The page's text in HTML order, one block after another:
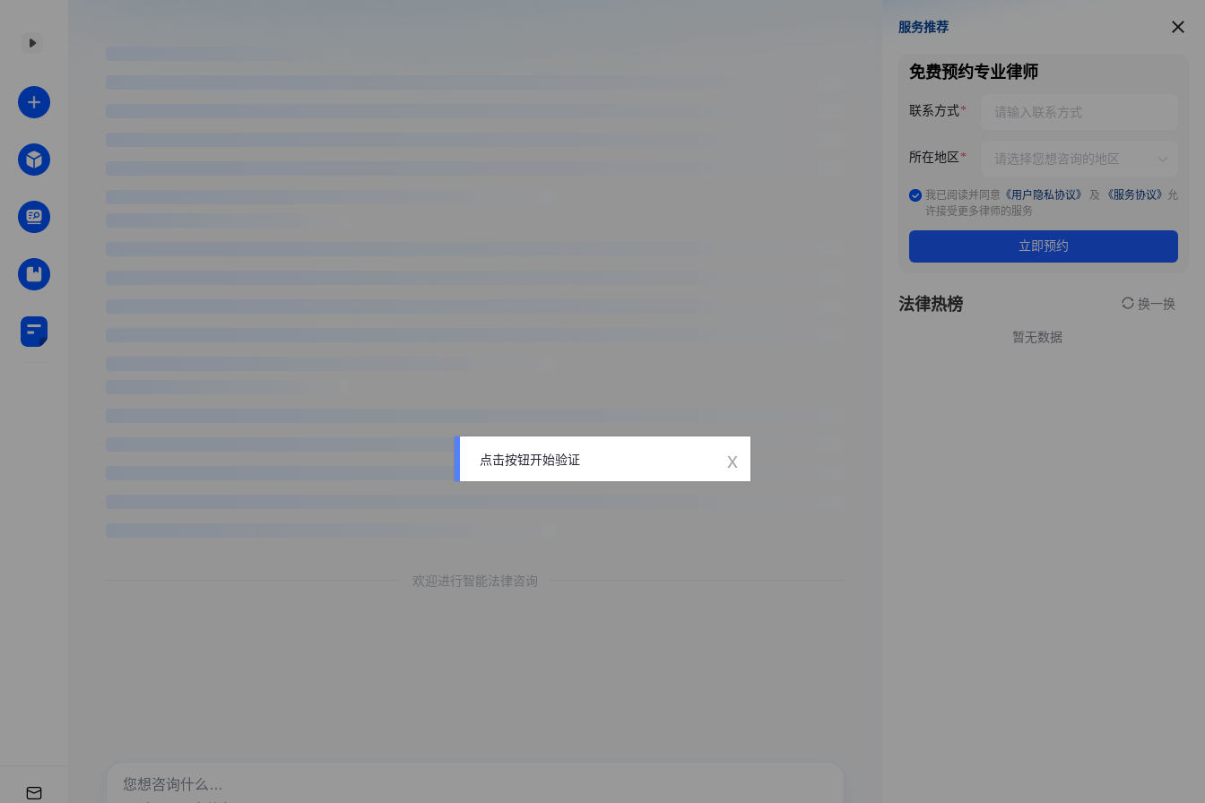
欢迎进行智能法律咨询
服务推荐
服务推荐
免费预约专业律师
联系方式
所在地区
我已阅读并同意 《用户隐私协议》 及 《服务协议》 允
许接受更多律师的服务
立即预约
法律热榜 换一换
暂无数据
点击按钮开始验证 x